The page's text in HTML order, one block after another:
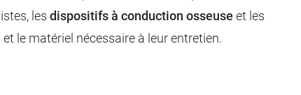
les dispositifs à conduction osseuse et les
le matériel nécessaire à leur entretien.